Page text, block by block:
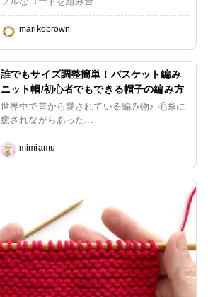
marikobrown
誰でもサイズ調整簡単！バスケット編み
ニット帽/初心者でもできる帽子の編み方
世界中で昔から愛されている編み物♪ 毛糸に
癒されながらあった...
mimiamu